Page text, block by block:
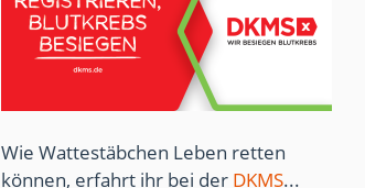
Wie Wattestäbchen Leben retten
können, erfahrt ihr bei der DKMS...